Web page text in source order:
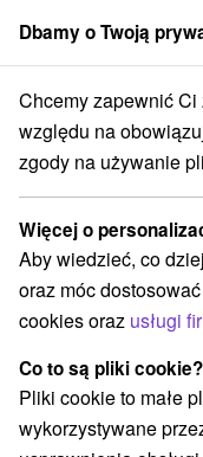
członek grupySorger
Atrakcje na
Atrakcje z
Kategorie
Wszystkie kategorie
Túry a turistické
Amfiteatry i kina w
Źródła(4) Parki
Ośrodek narciarski(5)
Jazda konna(1)
Dbamy o Twoją
Chcemy zapewnić
względu na
zgody na używanie
Więcej o
Aby wiedzieć, co
oraz móc
cookies oraz usługi
Co to są pliki cookie?
Pliki cookie to małe
wykorzystywane